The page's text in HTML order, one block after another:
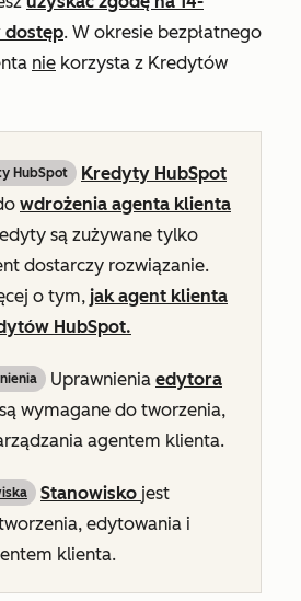
dostęp. W okresie bezpłatnego
nie korzysta z Kredytów
HubSpot
Kredyty HubSpot
wdrożenia agenta klienta
są zużywane tylko
dostarczy rozwiązanie.
o tym, jak agent klienta
HubSpot.
Uprawnienia edytora
wymagane do tworzenia,
agentem klienta.
Stanowisko jest
edytowania i
klienta.